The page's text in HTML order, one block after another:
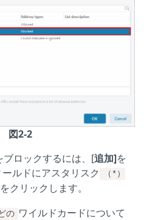
図2-2
ロックするには、[追加]を
ルドにアスタリスク
（*）
クリックします。
の ワイルドカードについて